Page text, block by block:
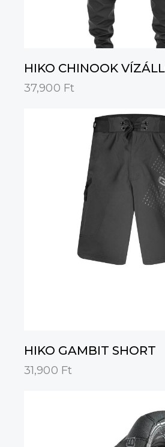
HIKO CHINOOK
37,900 Ft
HIKO GAMBIT SHORT
31,900 Ft